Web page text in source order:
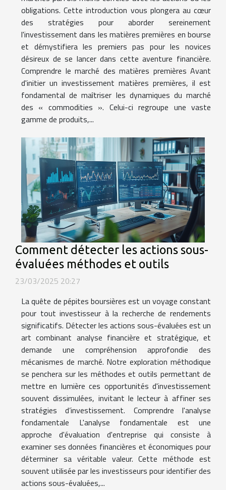
obligations. Cette introduction vous plongera au cœur
des stratégies pour aborder sereinement
l'investissement dans les matières premières en bourse
et démystifiera les premiers pas pour les novices
désireux de se lancer dans cette aventure financière.
Comprendre le marché des matières premières Avant
d'initier un investissement matières premières, il est
fondamental de maîtriser les dynamiques du marché
des « commodities ». Celui-ci regroupe une vaste
gamme de produits,...
Comment détecter les actions sous-
évaluées méthodes et outils
23/03/2025 20:27
La quête de pépites boursières est un voyage constant
pour tout investisseur à la recherche de rendements
significatifs. Détecter les actions sous-évaluées est un
art combinant analyse financière et stratégique, et
demande une compréhension approfondie des
mécanismes de marché. Notre exploration méthodique
se penchera sur les méthodes et outils permettant de
mettre en lumière ces opportunités d'investissement
souvent dissimulées, invitant le lecteur à affiner ses
stratégies d’investissement. Comprendre l'analyse
fondamentale L'analyse fondamentale est une
approche d'évaluation d'entreprise qui consiste à
examiner ses données financières et économiques pour
déterminer sa véritable valeur. Cette méthode est
souvent utilisée par les investisseurs pour identifier des
actions sous-évaluées,...